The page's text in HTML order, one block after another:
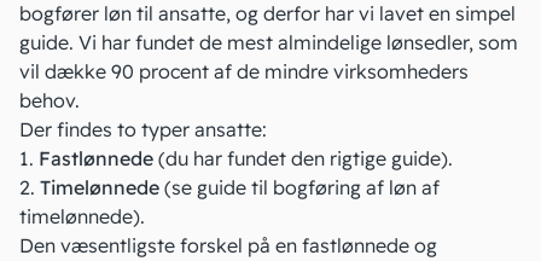
bogfører løn til ansatte, og derfor har vi lavet en simpel
guide. Vi har fundet de mest almindelige lønsedler, som
vil dække 90 procent af de mindre virksomheders
behov.
Der findes to typer ansatte:
1. Fastlønnede (du har fundet den rigtige guide).
2. Timelønnede (se guide til bogføring af løn af
timelønnede).
Den væsentligste forskel på en fastlønnede og